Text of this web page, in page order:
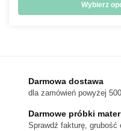
Wybierz
Darmowa dostawa
dla zamówień powyżej
Darmowe próbki
Sprawdź fakturę, grubość